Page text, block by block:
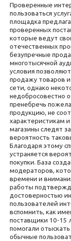
Проверенные
пользоваться
площадка
проверенных
которые ведут
отечественных
безупречные
многотысячной
условия
продажу товаров
сети, однако
недобросовестно
пренебречь
продукцию, не
характеристикам
магазины следят
вероятность
Благодаря этому
устраняется
покупки. База
модераторов,
времени и
работы
достоверностью
пользователей
вспомнить, как
поставщики 10-15
помогали
обычные